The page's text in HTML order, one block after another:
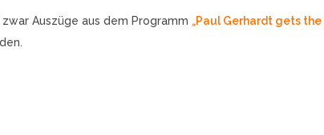
Auszüge aus dem Programm „Paul Gerhardt gets the